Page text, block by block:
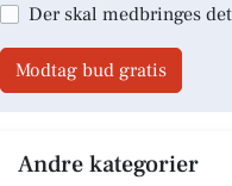
Der skal medbringes
Modtag bud gratis
Andre kategorier